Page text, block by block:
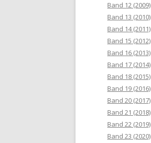
Band 12 (2009)
Band 13 (2010)
Band 14 (2011)
Band 15 (2012)
Band 16 (2013)
Band 17 (2014)
Band 18 (2015)
Band 19 (2016)
Band 20 (2017)
Band 21 (2018)
Band 22 (2019)
Band 23 (2020)